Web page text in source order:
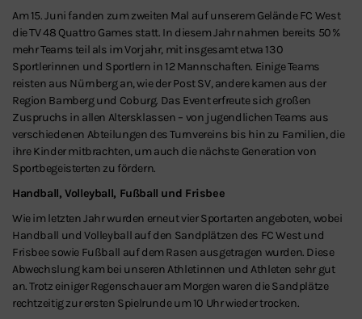
Am 15. Juni fanden zum zweiten Mal auf unserem Gelände FC West
die TV 48 Quattro Games statt. In diesem Jahr nahmen bereits 50 %
mehr Teams teil als im Vorjahr, mit insgesamt etwa 130
Sportlerinnen und Sportlern in 12 Mannschaften. Einige Teams
reisten aus Nürnberg an, wie der Post SV, andere kamen aus der
Region Bamberg und Coburg. Das Event erfreute sich großen
Zuspruchs in allen Altersklassen – von jugendlichen Teams aus
verschiedenen Abteilungen des Turnvereins bis hin zu Familien, die
ihre Kinder mitbrachten, um auch die nächste Generation von
Sportbegeisterten zu fördern.
Handball, Volleyball, Fußball und Frisbee
Wie im letzten Jahr wurden erneut vier Sportarten angeboten, wobei
Handball und Volleyball auf den Sandplätzen des FC West und
Frisbee sowie Fußball auf dem Rasen ausgetragen wurden. Diese
Abwechslung kam bei unseren Athletinnen und Athleten sehr gut
an. Trotz einiger Regenschauer am Morgen waren die Sandplätze
rechtzeitig zur ersten Spielrunde um 10 Uhr wieder trocken.